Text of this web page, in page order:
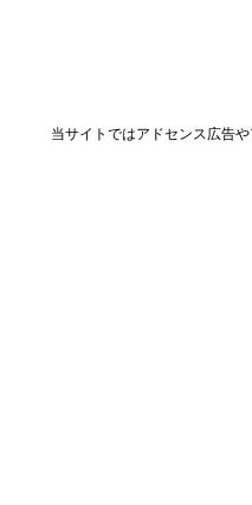
当サイトではアドセンス広告